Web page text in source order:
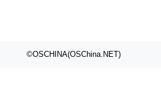
©OSCHINA(OSChina.NET)